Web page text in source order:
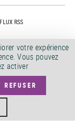
FLUX RSS
CONFIDENTIALITÉ
PUBLICS +
BNF.FR : NON
votre expérience
Vous pouvez
activer
REFUSER